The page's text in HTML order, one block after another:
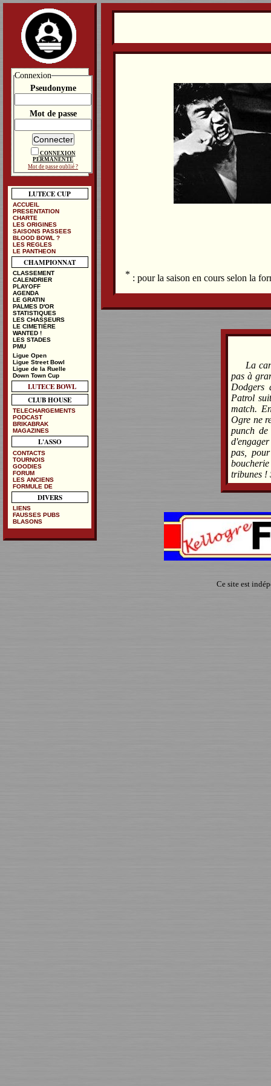
* : pour la saison en cours selon la
La
pas à
Dodgers
Patrol
match.
Ogre ne
punch
pas,
tribunes !
Ce site est
Connexion
Pseudonyme
Mot de passe
CONNEXION
PERMANENTE
Mot de passe oublié ?
LUTECE CUP
ACCUEIL
PRESENTATION
CHARTE
LES ORIGINES
SAISONS PASSEES
BLOOD BOWL ?
LES REGLES
LE PANTHEON
CHAMPIONNAT
CLASSEMENT
CALENDRIER
PLAYOFF
AGENDA
LE GRATIN
PALMES D'OR
STATISTIQUES
LES CHASSEURS
LE CIMETIÈRE
WANTED !
LES STADES
PMU
Ligue Open
Ligue Street Bowl
Ligue de la Ruelle
Down Town Cup
LUTECE BOWL
CLUB HOUSE
TELECHARGEMENTS
PODCAST
BRIKABRAK
MAGAZINES
L'ASSO
CONTACTS
TOURNOIS
GOODIES
FORUM
LES ANCIENS
FORMULE DE
DIVERS
LIENS
FAUSSES PUBS
BLASONS